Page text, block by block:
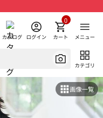
カタログ ログイン カート
0
メニュー
カテゴリ
画像一覧